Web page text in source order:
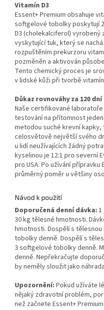
Vitamín D3
Essent+ Premium obsahuje
softgelové tobolky poskytují
D3 (cholekalciferol) vyrobený
vyskytující tuk, který se
rozpuštěním prekurzoru
pozměněn a aktivován
Tento chemický proces je
v lidské kůži při tvorbě
Důkaz rovnováhy za 120 dní
Naše certifikované
testování na přítomnost
metodou suché krevní
celosvětově největší svého
u lidí neužívajících žádný
kyselinou je 12:1 pro severní
pro USA. Po užívání přípravku
průměrný poměr u většiny
Návod k použití
Doporučená denní dávka: 1
30 kg tělesné hmotnosti.
hmotnosti. Dospělí s
tobolky denně. Dospělí s
3 softgelové tobolky denně.
denně. Nepřekračujte
by neměly sloužit jako
Upozornění: Pokud užíváte
nějaký zdravotní problém,
než začnete Essent+